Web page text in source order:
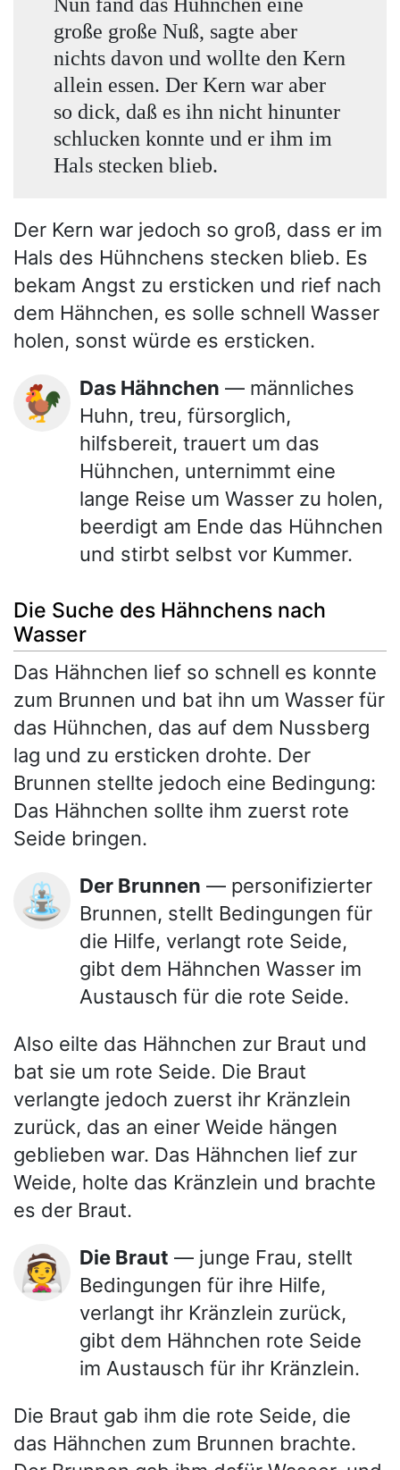
große große Nuß, sagte aber
nichts davon und wollte den Kern
allein essen. Der Kern war aber
so dick, daß es ihn nicht hinunter
schlucken konnte und er ihm im
Hals stecken blieb.
Der Kern war jedoch so groß, dass er im
Hals des Hühnchens stecken blieb. Es
bekam Angst zu ersticken und rief nach
dem Hähnchen, es solle schnell Wasser
holen, sonst würde es ersticken.
🐓 Das Hähnchen — männliches
Huhn, treu, fürsorglich,
hilfsbereit, trauert um das
Hühnchen, unternimmt eine
lange Reise um Wasser zu holen,
beerdigt am Ende das Hühnchen
und stirbt selbst vor Kummer.
Die Suche des Hähnchens nach
Wasser
Das Hähnchen lief so schnell es konnte
zum Brunnen und bat ihn um Wasser für
das Hühnchen, das auf dem Nussberg
lag und zu ersticken drohte. Der
Brunnen stellte jedoch eine Bedingung:
Das Hähnchen sollte ihm zuerst rote
Seide bringen.
⛲ Der Brunnen — personifizierter
Brunnen, stellt Bedingungen für
die Hilfe, verlangt rote Seide,
gibt dem Hähnchen Wasser im
Austausch für die rote Seide.
Also eilte das Hähnchen zur Braut und
bat sie um rote Seide. Die Braut
verlangte jedoch zuerst ihr Kränzlein
zurück, das an einer Weide hängen
geblieben war. Das Hähnchen lief zur
Weide, holte das Kränzlein und brachte
es der Braut.
👰 Die Braut — junge Frau, stellt
Bedingungen für ihre Hilfe,
verlangt ihr Kränzlein zurück,
gibt dem Hähnchen rote Seide
im Austausch für ihr Kränzlein.
Die Braut gab ihm die rote Seide, die
das Hähnchen zum Brunnen brachte.